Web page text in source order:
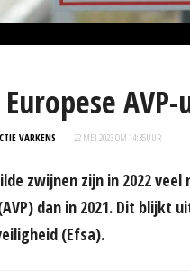
VARKENS 22 MEI 2023 OM 14:35UUR
zwijnen zijn in 2022
dan in 2021. Dit blijkt
(Efsa).